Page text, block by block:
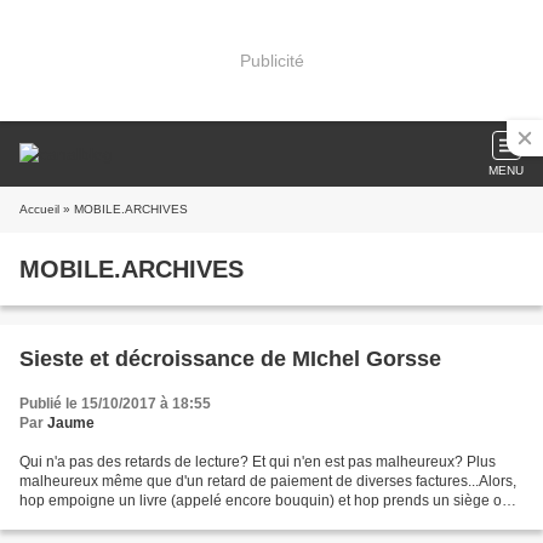
Publicité
MENU
Accueil » MOBILE.ARCHIVES
MOBILE.ARCHIVES
Sieste et décroissance de MIchel Gorsse
Publié le 15/10/2017 à 18:55
Par Jaume
Qui n'a pas des retards de lecture? Et qui n'en est pas malheureux? Plus
malheureux même que d'un retard de paiement de diverses factures...Alors,
hop empoigne un livre (appelé encore bouquin) et hop prends un siège ou